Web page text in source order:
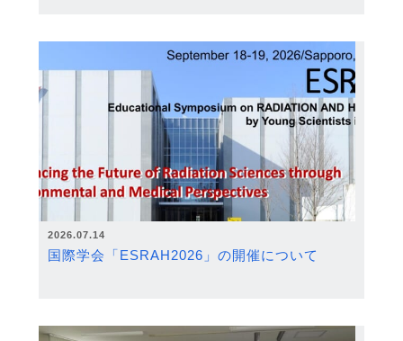
2026.07.14
国際学会「ESRAH2026」の開催について